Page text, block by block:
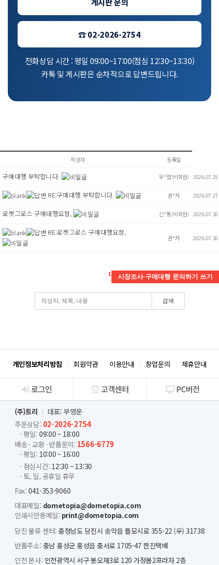
☎ 02-2026-2754
전화상담 시간 : 평일 09:00~17:00(점심 12:30~13:30)
카톡 및 게시판은 순차적으로 답변드립니다.
작성자 등록일
구매대행 부탁합니다. 우*업 (비회원) 2026.07.25
RE:구매대행 부탁합니다. 관*자 2026.07.27
로켓그로스 구매대행요청, 신*통 (비회원) 2026.07.10
RE:로켓그로스 구매대행요청,
관*자 2026.07.10
1
개인정보처리방침 회원약관 이용안내 창업문의 제휴안내
회사소개
로그인 고객센터 PC버전
(주)트리
대표: 부영운
주문상담: 02-2026-2754
- 평일: 09:00 ~ 18:00
배송 · 교환 · 반품문의: 1566-6779
- 평일: 10:00 ~ 16:00
- 점심시간: 12:30 ~ 13:30
- 토, 일, 공휴일 휴무
Fax: 041-353-9060
대표메일: dometopia@dometopia.com
인쇄시안용메일: print@dometopia.com
당진 물류 센터: 충청남도 당진시 송악읍 틀모시로 355-22 (우) 31738
반품주소: 충남 홍성군 홍성읍 충서로 1705-47 한진택배
인천 본사: 인천광역시 서구 봉오재3로 120 가정봄2프라자 2층